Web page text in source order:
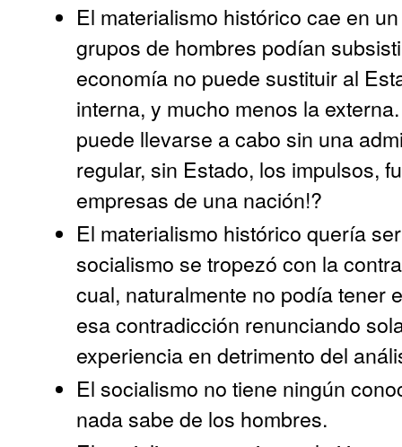
El materialismo histórico cae en
grupos de hombres podían
economía no puede sustituir al
interna, y mucho menos la
puede llevarse a cabo sin una
regular, sin Estado, los impulsos,
empresas de una nación!?
El materialismo histórico quería
socialismo se tropezó con la
cual, naturalmente no podía tener
esa contradicción renunciando
experiencia en detrimento del
El socialismo no tiene ningún
nada sabe de los hombres.